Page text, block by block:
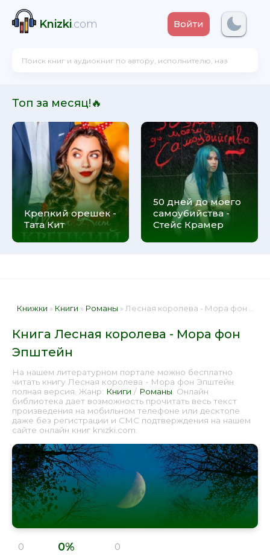
Knizki.com Войти
Топ за месяц!🔥
Крепкий орешек -
Тата Кит
50 дней до моего
самоубийства -
Стейс Крамер
Книжки » Книги » Романы » Лесная королева - Мора фон Эпштейн 📕 - Книга онлайн бесплатно
Книга Лесная королева - Мора фон
Эпштейн
На нашем литературном портале можно бесплатно
читать книгу Лесная королева - Мора фон Эпштейн
полная версия. Жанр: Книги / Романы . Онлайн
библиотека дает возможность прочитать весь текст
произведения на мобильном телефоне или десктопе
даже без регистрации и СМС подтверждения на нашем
сайте онлайн книг knizki.com.
0 0% 0